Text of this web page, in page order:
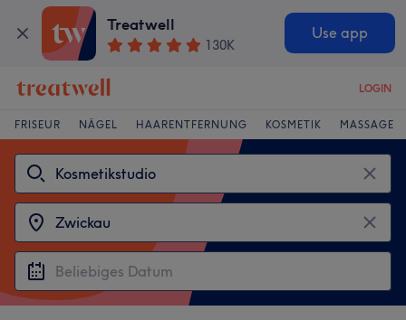
Treatwell
130K
Use app
LOGIN
FRISEUR NÄGEL HAARENTFERNUNG KOSMETIK MASSAGE